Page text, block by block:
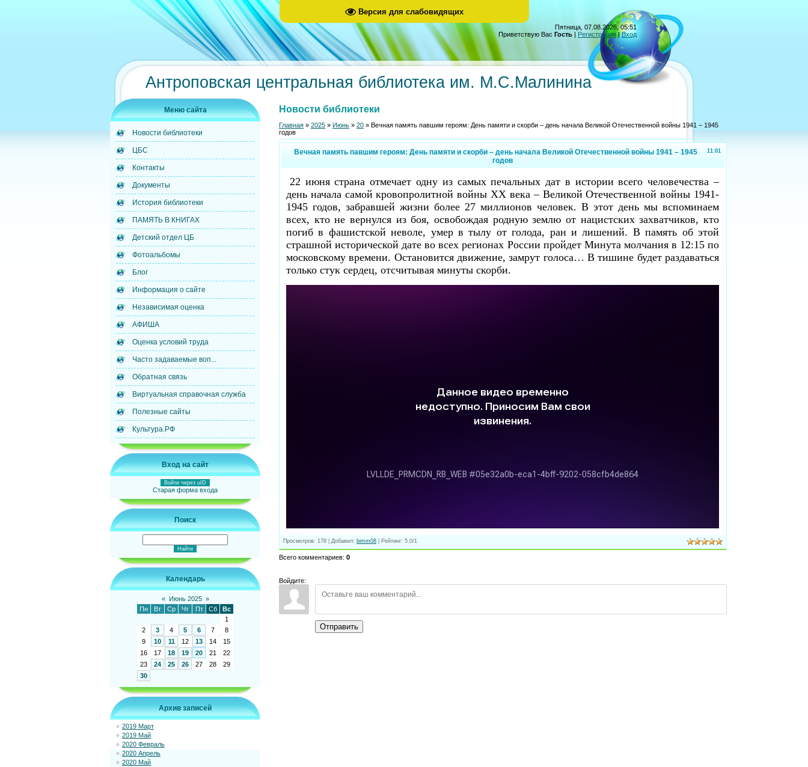
Версия для слабовидящих
Пятница, 07.08.2026, 05:51
Приветствую Вас Гость | Регистрация|Вход
Антроповская центральная библиотека им. М.С.Малинина
Меню сайта
Новости библиотеки
ЦБС
Контакты
Документы
История библиотеки
ПАМЯТЬ В КНИГАХ
Детский отдел ЦБ
Фотоальбомы
Блог
Информация о сайте
Независимая оценка
АФИША
Оценка условий труда
Часто задаваемые воп...
Обратная связь
Виртуальная справочная служба
Полезные сайты
Культура.РФ
Вход на сайт
Войти через uID
Старая форма входа
Поиск
Календарь
« Июнь 2025 »
Пн
Вт Ср Чт Пт Сб
Вс
1
2
3 4 5 6 7
8
9
10 11 12 13 14
15
16
17 18 19 20 21
22
23
24 25 26 27 28
29
30
Архив записей
2019 Март
2019 Май
2020 Февраль
2020 Апрель
2020 Май
Новости библиотеки
Главная » 2025 » Июнь » 20 » Вечная память павшим героям: День памяти и скорби – день начала Великой Отечественной войны 1941 – 1945
годов
11:01
Вечная память павшим героям: День памяти и скорби – день начала Великой Отечественной войны 1941 – 1945
годов
22 июня страна отмечает одну из самых печальных дат в истории всего человечества –
день начала самой кровопролитной войны XX века – Великой Отечественной войны 1941-
1945 годов, забравшей жизни более 27 миллионов человек. В этот день мы вспоминаем
всех, кто не вернулся из боя, освобождая родную землю от нацистских захватчиков, кто
погиб в фашистской неволе, умер в тылу от голода, ран и лишений. В память об этой
страшной исторической дате во всех регионах России пройдет Минута молчания в 12:15 по
московскому времени. Остановится движение, замрут голоса… В тишине будет раздаваться
только стук сердец, отсчитывая минуты скорби.
Просмотров: 178 Добавил: bimm08 Рейтинг: 5.0/1
Всего комментариев: 0
Войдите:
Отправить